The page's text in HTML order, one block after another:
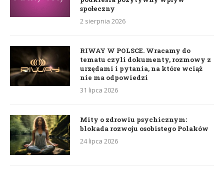
społeczny
2 sierpnia 2026
RIWAY W POLSCE. Wracamy do
tematu czyli dokumenty, rozmowy z
urzędami i pytania, na które wciąż
nie ma odpowiedzi
31 lipca 2026
Mity o zdrowiu psychicznym:
blokada rozwoju osobistego Polaków
24 lipca 2026